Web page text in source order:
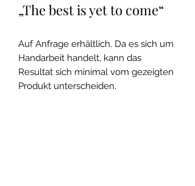
„The best is yet to come“
Auf Anfrage erhältlich. Da es sich um
Handarbeit handelt, kann das
Resultat sich minimal vom gezeigten
Produkt unterscheiden.